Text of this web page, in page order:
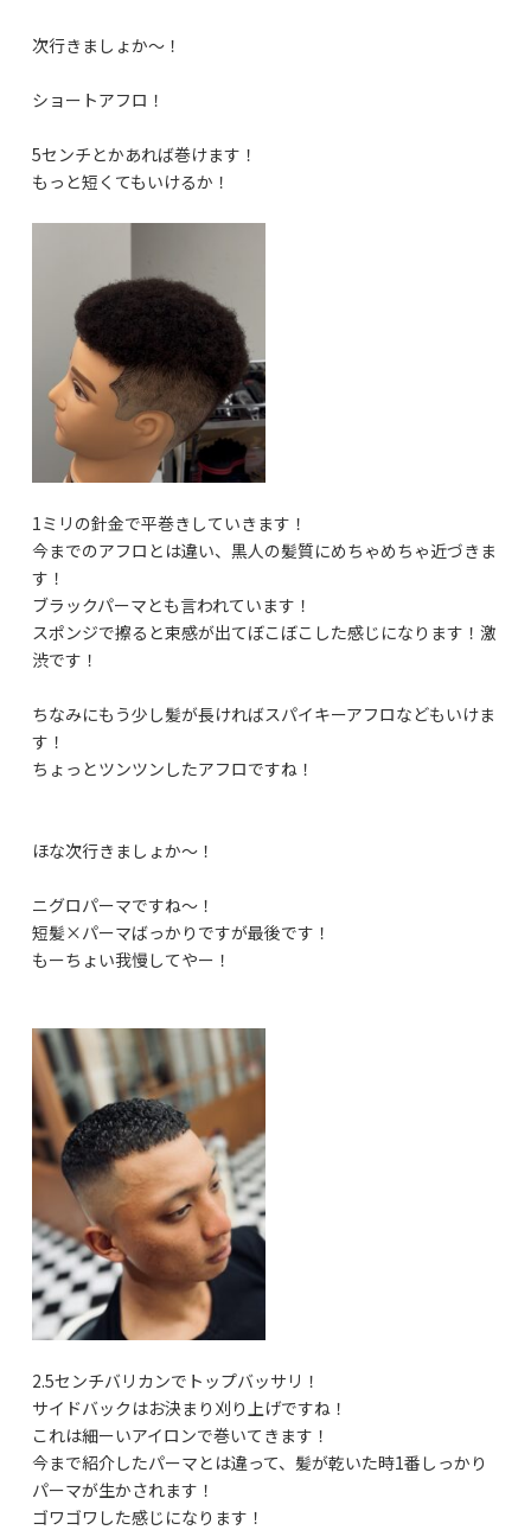
次行きましょか〜！
ショートアフロ！
5センチとかあれば巻けます！
もっと短くてもいけるか！
1ミリの針金で平巻きしていきます！
今までのアフロとは違い、黒人の髪質にめちゃめちゃ近づきま
す！
ブラックパーマとも言われています！
スポンジで擦ると束感が出てぼこぼこした感じになります！激
渋です！
ちなみにもう少し髪が長ければスパイキーアフロなどもいけま
す！
ちょっとツンツンしたアフロですね！
ほな次行きましょか〜！
ニグロパーマですね〜！
短髪×パーマばっかりですが最後です！
もーちょい我慢してやー！
2.5センチバリカンでトップバッサリ！
サイドバックはお決まり刈り上げですね！
これは細ーいアイロンで巻いてきます！
今まで紹介したパーマとは違って、髪が乾いた時1番しっかり
パーマが生かされます！
ゴワゴワした感じになります！